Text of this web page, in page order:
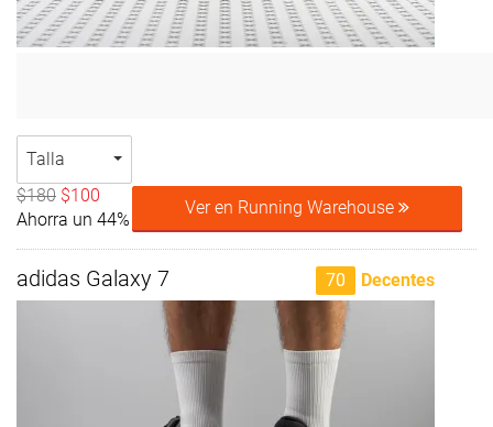
Talla
$180 $100
Ahorra un 44%
Ver en Running Warehouse
adidas Galaxy 7 70 Decentes